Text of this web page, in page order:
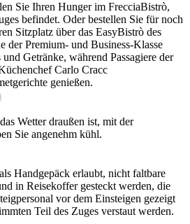
Sie Ihren Hunger im FrecciaBistrò,
befindet. Oder bestellen Sie für noch
Sitzplatz über das EasyBistrò des
der Premium- und Business-Klasse
Getränke, während Passagiere der
Carlo Cracc
genießen.
Wetter draußen ist, mit der
Sie angenehm kühl.
Handgepäck erlaubt, nicht faltbare
in Reisekoffer gesteckt werden, die
vor dem Einsteigen gezeigt
Teil des Zuges verstaut werden.